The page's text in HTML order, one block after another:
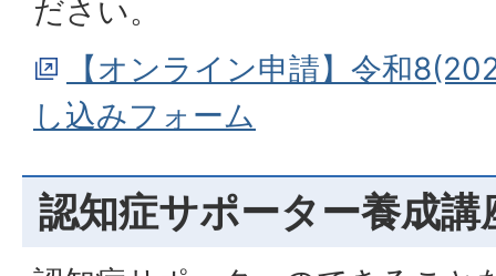
ださい。
【オンライン申請】令和
し込みフォーム
認知症サポーター養成講